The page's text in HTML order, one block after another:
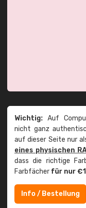
Wichtig: Auf
nicht ganz
auf dieser Seite nur
eines physischen
dass die richtige
Farbfächer für nur
Info / Bestellung